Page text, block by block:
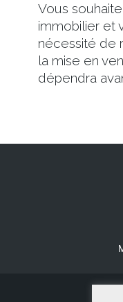
Vous
immobilier et
nécessité de
la mise en
dépendra